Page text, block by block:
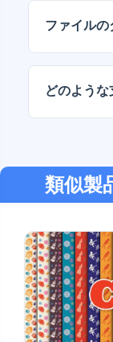
ファイル
どのよう
類似製